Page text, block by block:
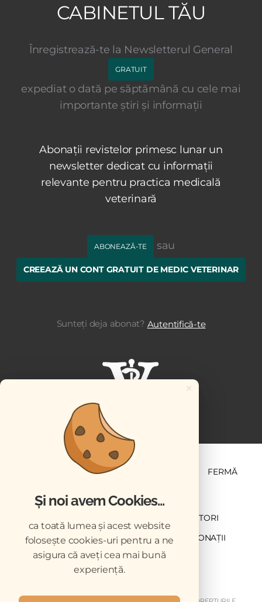
CABINETUL TĂU
Înregistrează-te la Newsletterul General
GRATUIT
expediat o dată pe săptămână cu cele mai
importante știri și informații
Abonații revistelor primesc lunar un
newsletter dedicat cu informații
relevante pentru practica medicală
veterinară
ABONEAZĂ-TE sau
CREEAZĂ UN CONT GRATUIT DE MEDIC VETERINAR
Sunteți deja abonat? Autentifică-te
ȘTIINȚĂ ȘI PRACTICĂ FERMĂ
CONTRIBUTORI
DESCĂRCĂRI ACREDITARE CMVRO DONAȚII
CHESTIONAR
×
Și noi avem Cookies...
ca toată lumea și acest website
folosește cookies-uri pentru a ne
asigura că aveți cea mai bună
experiență.